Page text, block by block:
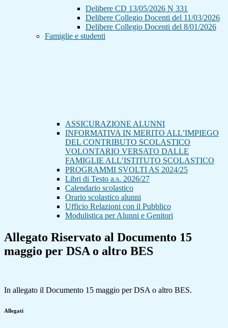
Delibere CD 13/05/2026 N 331
Delibere Collegio Docenti del 11/03/2026
Delibere Collegio Docenti del 8/01/2026
Famiglie e studenti
ASSICURAZIONE ALUNNI
INFORMATIVA IN MERITO ALL’IMPIEGO
DEL CONTRIBUTO SCOLASTICO
VOLONTARIO VERSATO DALLE
FAMIGLIE ALL’ISTITUTO SCOLASTICO
PROGRAMMI SVOLTI AS 2024/25
Libri di Testo a.s. 2026/27
Calendario scolastico
Orario scolastico alunni
Ufficio Relazioni con il Pubblico
Modulistica per Alunni e Genitori
Allegato Riservato al Documento 15
maggio per DSA o altro BES
In allegato il Documento 15 maggio per DSA o altro BES.
Allegati